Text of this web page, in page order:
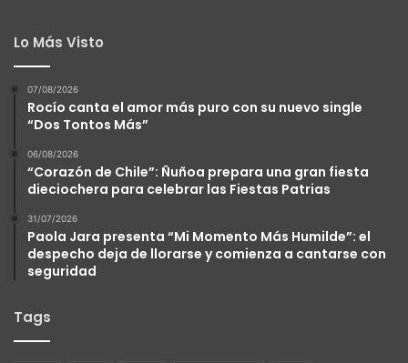
Lo Más Visto
07/08/2026
Rocío canta el amor más puro con su nuevo single
“Dos Tontos Más”
06/08/2026
“Corazón de Chile”: Ñuñoa prepara una gran fiesta
dieciochera para celebrar las Fiestas Patrias
31/07/2026
Paola Jara presenta “Mi Momento Más Humilde”: el
despecho deja de llorarse y comienza a cantarse con
seguridad
Tags